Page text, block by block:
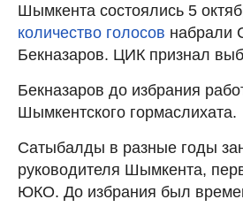
Шымкента состоялись 5
количество голосов набрали
Бекназаров. ЦИК признал
Бекназаров до избрания
Шымкентского гормаслихата.
Сатыбалды в разные годы
руководителя Шымкента,
ЮКО. До избрания был